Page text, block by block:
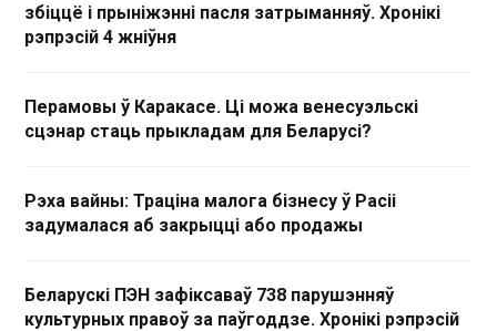
збіццё і прыніжэнні пасля затрыманняў. Хронікі
рэпрэсій 4 жніўня
Перамовы ў Каракасе. Ці можа венесуэльскі
сцэнар стаць прыкладам для Беларусі?
Рэха вайны: Траціна малога бізнесу ў Расіі
задумалася аб закрыцці або продажы
Беларускі ПЭН зафіксаваў 738 парушэнняў
культурных правоў за паўгоддзе. Хронікі рэпрэсій